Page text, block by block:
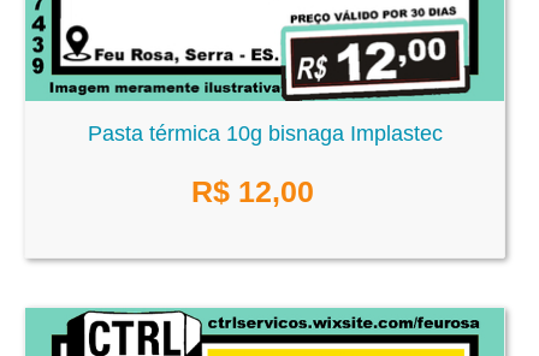
Pasta térmica 10g bisnaga Implastec
R$ 12,00